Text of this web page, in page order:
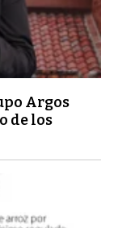
Argos
de los